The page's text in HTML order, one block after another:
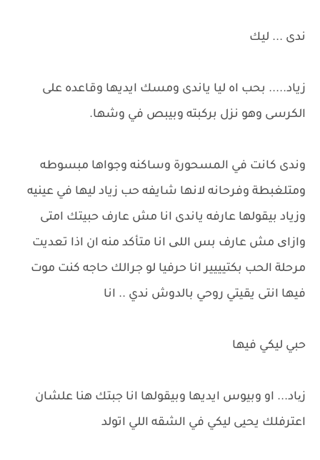
ندى ... ليك
زياد..... بحب اه ليا ياندى ومسك ايديها وقاعده على
الكرسى وهو نزل بركبته وبيبص في وشها.
وندى كانت في المسحورة وساكنه وجواها مبسوطه
ومتلغبطة وفرحانه لانها شايفه حب زياد ليها في عينيه
وزياد بيقولها عارفه ياندى انا مش عارف حبيتك امتى
وازای مش عارف بس اللی انا متأكد منه ان اذا تعديت
مرحلة الحب بكتيييير انا حرفيا لو جرالك حاجه كنت موت
فيها انتى يقيتي روحي بالدوش ندي .. انا
حبي ليكي فيها
زیاد... او وبيوس ايديها وبيقولها انا جبتك هنا علشان
اعترفلك يحيى ليكي في الشقه اللي اتولد